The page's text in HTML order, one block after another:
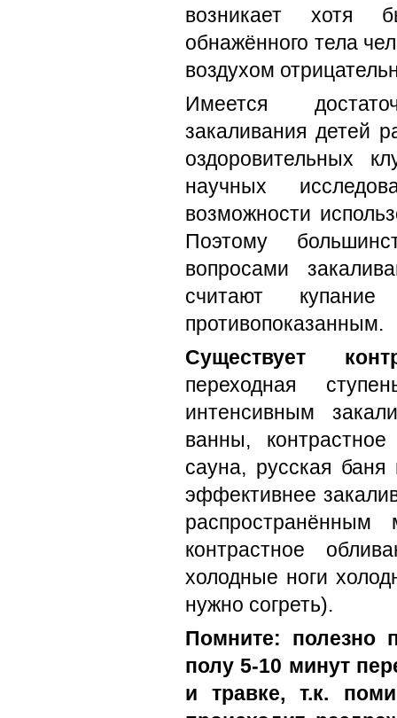
возникает хотя
обнажённого тела
воздухом
Имеется
закаливания детей
оздоровительных
научных
возможности
Поэтому
вопросами
считают
противопоказанным.
Существует
переходная
интенсивным
ванны,
сауна, русская
эффективнее
контрастное
холодные ноги
нужно согреть).
Помните: полезно
полу 5-10 минут
и травке, т.к.